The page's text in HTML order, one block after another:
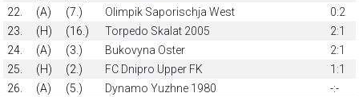
22.
(A) (7.) Olimpik Saporischja West
0:2
23.
(H) (16.) Torpedo Skalat 2005
2:1
24.
(A) (3.) Bukovyna Oster
2:1
25.
(H) (2.) FC Dnipro Upper FK
1:1
26.
(A) (5.) Dynamo Yuzhne 1980
-:-